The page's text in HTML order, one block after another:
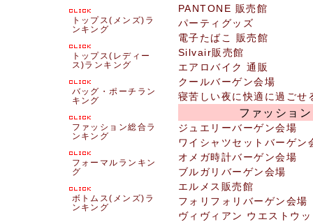
PANTONE 販売館
パーティグッズ
電子たばこ 販売館
Silvair販売館
エアロバイク 通販
クールバーゲン会場
寝苦しい夜に快適に過ごせ
ファッショ
ジュエリーバーゲン会場
ワイシャツセットバーゲン
オメガ時計バーゲン会場
ブルガリバーゲン会場
エルメス販売館
フォリフォリバーゲン会場
ヴィヴィアン ウエストウ
トップス(メンズ)ラ
ンキング
トップス(レディー
ス)ランキング
バッグ・ポーチラン
キング
ファッション総合ラ
ンキング
フォーマルランキン
グ
ボトムス(メンズ)ラ
ンキング